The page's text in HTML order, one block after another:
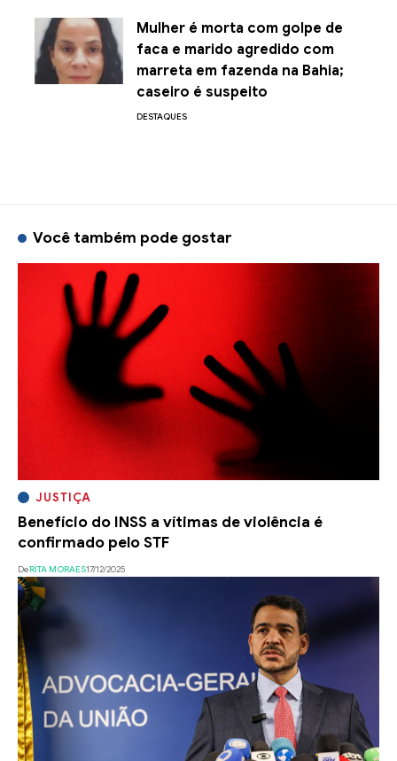
Mulher é morta com golpe de
faca e marido agredido com
marreta em fazenda na Bahia;
caseiro é suspeito
DESTAQUES
Você também pode gostar
JUSTIÇA
Benefício do INSS a vítimas de violência é
confirmado pelo STF
DeRITA MORAES17/12/2025